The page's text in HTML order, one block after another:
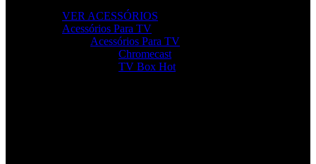
VER ACESSÓRIOS
Acessórios Para TV
Acessórios Para TV
Chromecast
TV Box Hot